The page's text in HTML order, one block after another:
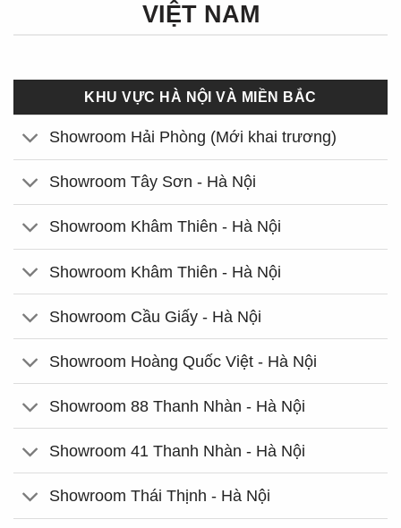
VIỆT NAM
KHU VỰC HÀ NỘI VÀ MIỀN BẮC
Showroom Hải Phòng (Mới khai trương)
Showroom Tây Sơn - Hà Nội
Showroom Khâm Thiên - Hà Nội
Showroom Khâm Thiên - Hà Nội
Showroom Cầu Giấy - Hà Nội
Showroom Hoàng Quốc Việt - Hà Nội
Showroom 88 Thanh Nhàn - Hà Nội
Showroom 41 Thanh Nhàn - Hà Nội
Showroom Thái Thịnh - Hà Nội